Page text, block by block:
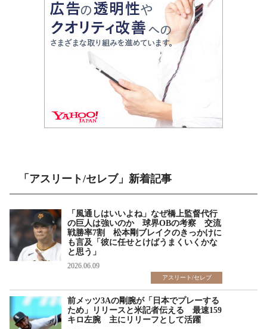
「アスリート/セレブ」新着記事
「風通しはいいよね」なぜ橋上監督代行
の巨人は強いのか 球界OBの考察 交流
戦勝率7割 松本剛ブレイクのきっかけに
も言及「彼に任せとけばうまくいくかな
と思う」
2026.06.09
アスリート/セレブ
前メッツ3Aの剛腕が「日本でプレーする
ため」リリースと米記者伝える 最速159
キロ左腕 主にリリーフとして活躍